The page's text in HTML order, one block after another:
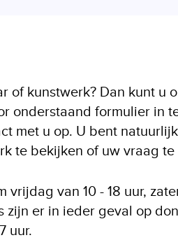
of kunstwerk? Dan kunt u
onderstaand formulier in
met u op. U bent
te bekijken of uw vraag te
van 10 - 18 uur,
zijn er in ieder geval op
uur.